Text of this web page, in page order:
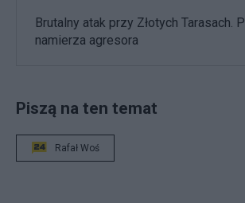
Brutalny atak przy Złotych Tarasach.
namierza agresora
Piszą na ten temat
Rafał Woś